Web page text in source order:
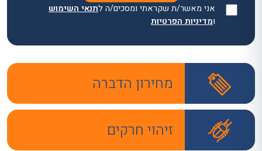
אני מאשר/ת שקראתי ומסכים/ה לתנאי השימוש
ומדיניות הפרטיות
מחירון הדברה
זיהוי חרקים